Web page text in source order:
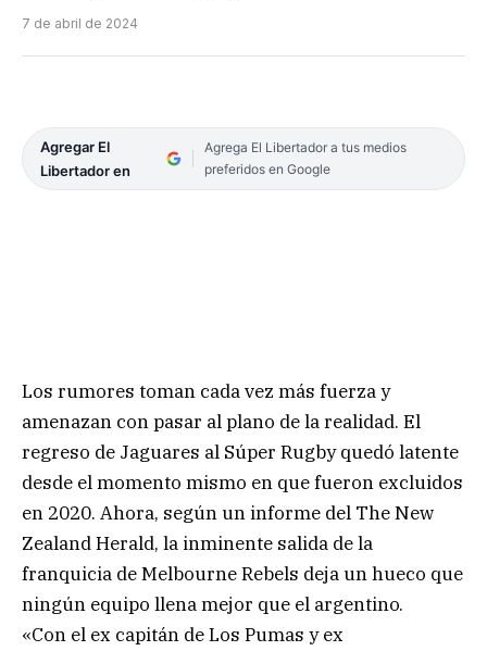
7 de abril de 2024
Agregar El
Libertador en
Agrega El Libertador a tus medios
preferidos en Google
Los rumores toman cada vez más fuerza y
amenazan con pasar al plano de la realidad. El
regreso de Jaguares al Súper Rugby quedó latente
desde el momento mismo en que fueron excluidos
en 2020. Ahora, según un informe del The New
Zealand Herald, la inminente salida de la
franquicia de Melbourne Rebels deja un hueco que
ningún equipo llena mejor que el argentino.
«Con el ex capitán de Los Pumas y ex